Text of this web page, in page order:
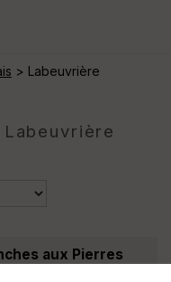
> Labeuvrière
Labeuvrière
aux Pierres